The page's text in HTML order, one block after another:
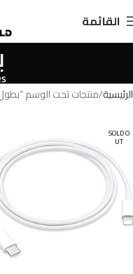
القائمة
الرئيسية منتجات تحت الوسم
SOLD O
UT